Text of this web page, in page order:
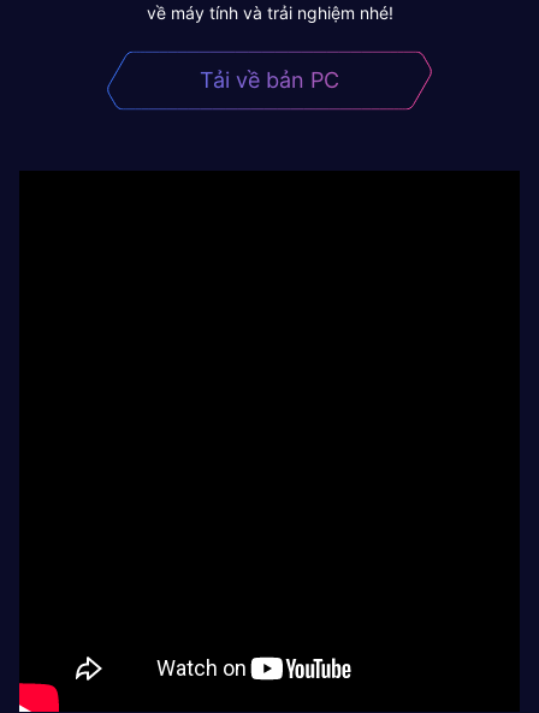
về máy tính và trải nghiệm nhé!
Tải về bản PC